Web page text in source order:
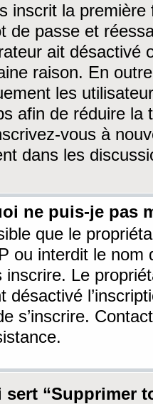
inscrit la première
de passe et
ait désactivé
raison. En
les
afin de réduire la
vous à
dans les
ne puis-je pas
que le
ou interdit le nom
inscrire. Le
désactivé
s’inscrire.
sert “Supprimer